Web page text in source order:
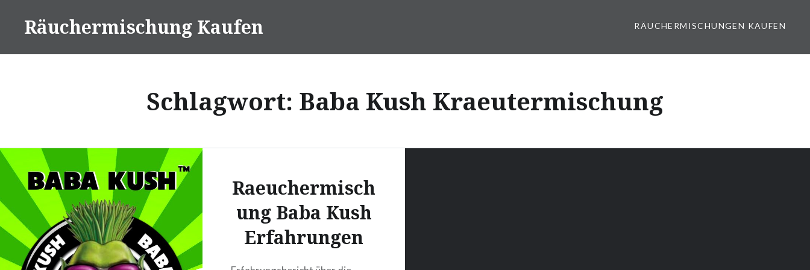
Räuchermischung Kaufen RÄUCHERMISCHUNGEN KAUFEN
Schlagwort: Baba Kush Kraeutermischung
Raeuchermisch
ung Baba Kush
Erfahrungen